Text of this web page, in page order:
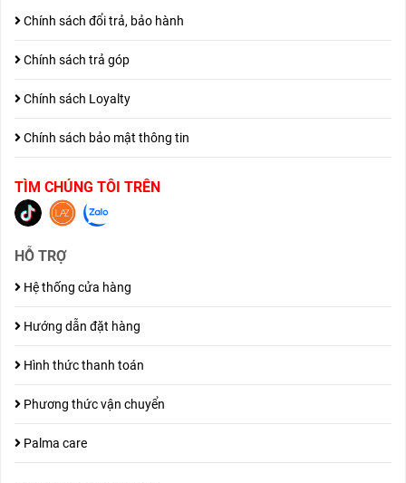
Chính sách đổi trả, bảo hành
Chính sách trả góp
Chính sách Loyalty
Chính sách bảo mật thông tin
TÌM CHÚNG TÔI TRÊN
HỖ TRỢ
Hệ thống cửa hàng
Hướng dẫn đặt hàng
Hình thức thanh toán
Phương thức vận chuyển
Palma care